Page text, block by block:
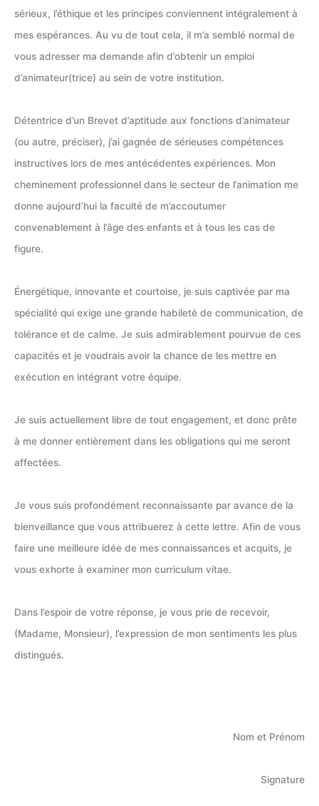
sérieux, l’éthique et les principes conviennent intégralement à
mes espérances. Au vu de tout cela, il m’a semblé normal de
vous adresser ma demande afin d’obtenir un emploi
d’animateur(trice) au sein de votre institution.
Détentrice d’un Brevet d’aptitude aux fonctions d’animateur
(ou autre, préciser), j’ai gagnée de sérieuses compétences
instructives lors de mes antécédentes expériences. Mon
cheminement professionnel dans le secteur de l’animation me
donne aujourd’hui la faculté de m’accoutumer
convenablement à l’âge des enfants et à tous les cas de
figure.
Énergétique, innovante et courtoise, je suis captivée par ma
spécialité qui exige une grande habileté de communication, de
tolérance et de calme. Je suis admirablement pourvue de ces
capacités et je voudrais avoir la chance de les mettre en
exécution en intégrant votre équipe.
Je suis actuellement libre de tout engagement, et donc prête
à me donner entièrement dans les obligations qui me seront
affectées.
Je vous suis profondément reconnaissante par avance de la
bienveillance que vous attribuerez à cette lettre. Afin de vous
faire une meilleure idée de mes connaissances et acquits, je
vous exhorte à examiner mon curriculum vitae.
Dans l’espoir de votre réponse, je vous prie de recevoir,
(Madame, Monsieur), l’expression de mon sentiments les plus
distingués.
Nom et Prénom
Signature